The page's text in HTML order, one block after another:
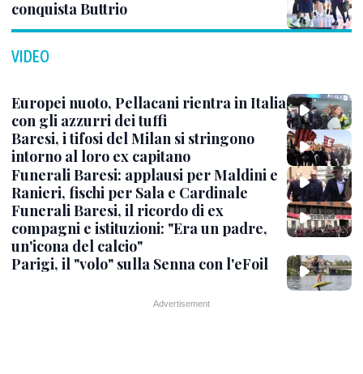
conquista Buttrio
VIDEO
Europei nuoto, Pellacani rientra in Italia
con gli azzurri dei tuffi
Baresi, i tifosi del Milan si stringono
intorno al loro ex capitano
Funerali Baresi: applausi per Maldini e
Ranieri, fischi per Sala e Cardinale
Funerali Baresi, il ricordo di ex
compagni e istituzioni: "Era un padre,
un'icona del calcio"
Parigi, il "volo" sulla Senna con l'eFoil